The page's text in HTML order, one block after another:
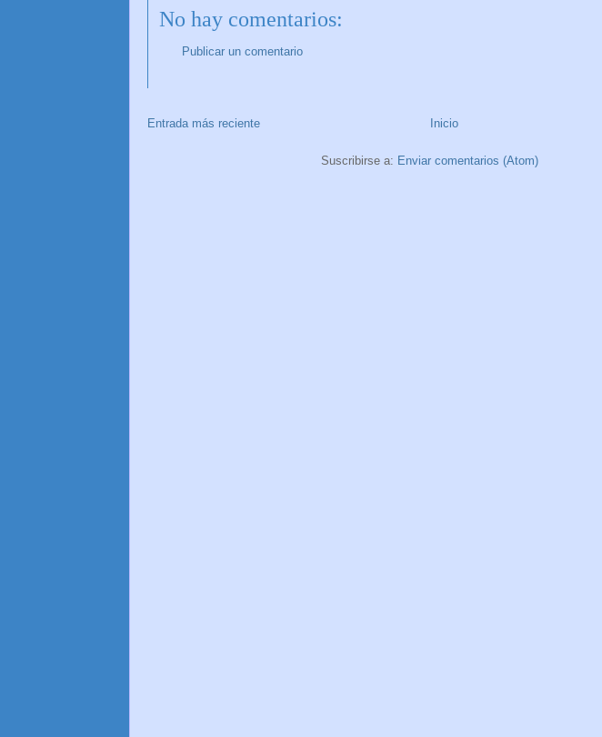
No hay comentarios:
Publicar un comentario
Entrada más reciente Inicio
Suscribirse a: Enviar comentarios (Atom)